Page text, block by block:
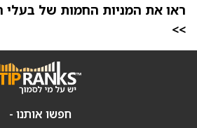
>>
חפשו אותנו -